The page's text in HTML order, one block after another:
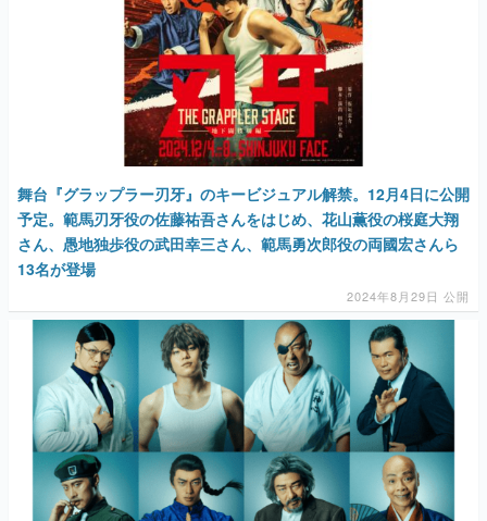
舞台『グラップラー刃牙』のキービジュアル解禁。12月4日に公開
予定。範馬刃牙役の佐藤祐吾さんをはじめ、花山薫役の桜庭大翔
さん、愚地独歩役の武田幸三さん、範馬勇次郎役の両國宏さんら
13名が登場
2024年8月29日 公開